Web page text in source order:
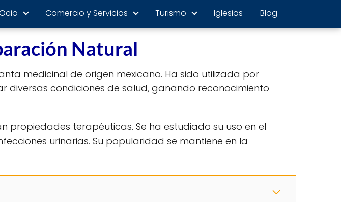
Comercio y Servicios Turismo Iglesias Blog
Natural
medicinal de origen mexicano. Ha sido utilizada por
condiciones de salud, ganando reconocimiento
terapéuticas. Se ha estudiado su uso en el
urinarias. Su popularidad se mantiene en la